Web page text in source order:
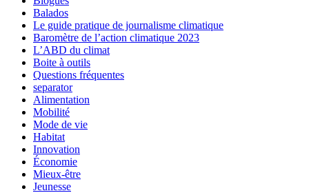
Balados
Le guide pratique de journalisme climatique
Baromètre de l’action climatique 2023
L’ABD du climat
Boite à outils
Questions fréquentes
separator
Alimentation
Mobilité
Mode de vie
Habitat
Innovation
Économie
Mieux-être
Jeunesse